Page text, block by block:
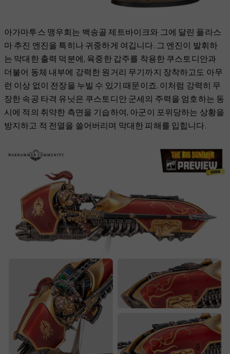
아가마투스 맹우회는 백송골 제트바이크와 그에 달린 플라스
마 추진 엔진을 특히나 귀중하게 여깁니다. 그 엔진이 발휘하
는 막대한 출력 덕분에, 육중한 갑주를 착용한 쿠스토디안과
더불어 동체 내부에 강력한 원거리 무기까지 장착하고도 아무
런 이상 없이 전장을 누빌 수 있기 때문이죠. 이처럼 강력히 무
장한 속공 타격 유닛은 쿠스토디안 군세의 주력을 엄호하는 동
시에 적의 취약한 측면을 기습하여, 아군이 포위당하는 상황을
방지하고 적 전열을 쓸어버리며 막대한 피해를 입힙니다.